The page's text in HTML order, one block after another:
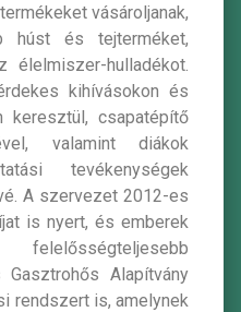
vásároljanak,
húst és tejterméket,
élelmiszer-hulladékot.
kihívásokon és
keresztül, csapatépítő
valamint diákok
tevékenységek
A szervezet 2012-es
is nyert, és emberek
Alapítvány
rendszert is, amelynek